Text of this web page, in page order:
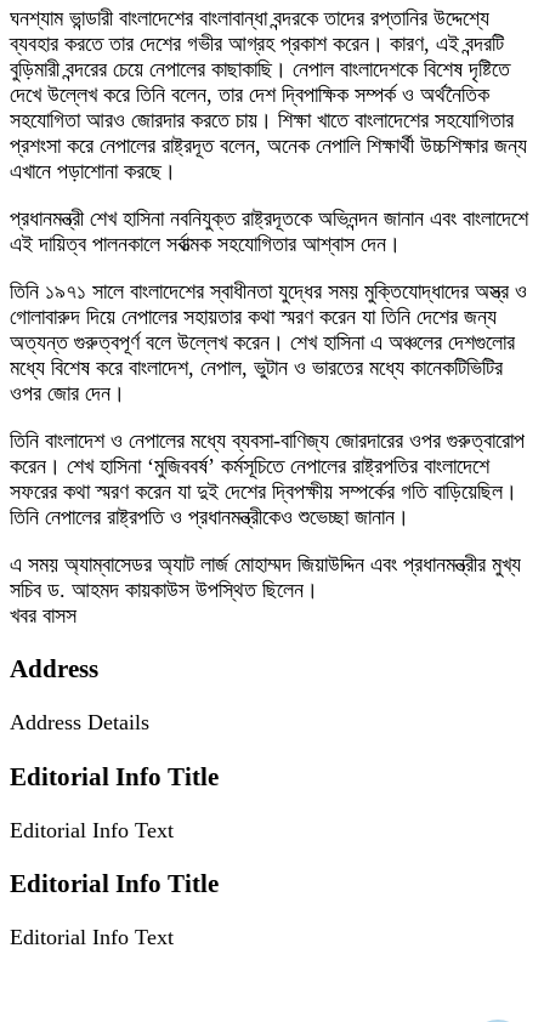
ঘনশ্যাম ভান্ডারী বাংলাদেশের বাংলাবান্ধা বন্দরকে তাদের রপ্তানির উদ্দেশ্যে
ব্যবহার করতে তার দেশের গভীর আগ্রহ প্রকাশ করেন। কারণ, এই বন্দরটি
বুড়িমারী বন্দরের চেয়ে নেপালের কাছাকাছি। নেপাল বাংলাদেশকে বিশেষ দৃষ্টিতে
দেখে উল্লেখ করে তিনি বলেন, তার দেশ দ্বিপাক্ষিক সম্পর্ক ও অর্থনৈতিক
সহযোগিতা আরও জোরদার করতে চায়। শিক্ষা খাতে বাংলাদেশের সহযোগিতার
প্রশংসা করে নেপালের রাষ্ট্রদূত বলেন, অনেক নেপালি শিক্ষার্থী উচ্চশিক্ষার জন্য
এখানে পড়াশোনা করছে।
প্রধানমন্ত্রী শেখ হাসিনা নবনিযুক্ত রাষ্ট্রদূতকে অভিনন্দন জানান এবং বাংলাদেশে
এই দায়িত্ব পালনকালে সর্বাত্মক সহযোগিতার আশ্বাস দেন।
তিনি ১৯৭১ সালে বাংলাদেশের স্বাধীনতা যুদ্ধের সময় মুক্তিযোদ্ধাদের অস্ত্র ও
গোলাবারুদ দিয়ে নেপালের সহায়তার কথা স্মরণ করেন যা তিনি দেশের জন্য
অত্যন্ত গুরুত্বপূর্ণ বলে উল্লেখ করেন। শেখ হাসিনা এ অঞ্চলের দেশগুলোর
মধ্যে বিশেষ করে বাংলাদেশ, নেপাল, ভুটান ও ভারতের মধ্যে কানেকটিভিটির
ওপর জোর দেন।
তিনি বাংলাদেশ ও নেপালের মধ্যে ব্যবসা-বাণিজ্য জোরদারের ওপর গুরুত্বারোপ
করেন। শেখ হাসিনা ‘মুজিববর্ষ’ কর্মসূচিতে নেপালের রাষ্ট্রপতির বাংলাদেশে
সফরের কথা স্মরণ করেন যা দুই দেশের দ্বিপক্ষীয় সম্পর্কের গতি বাড়িয়েছিল।
তিনি নেপালের রাষ্ট্রপতি ও প্রধানমন্ত্রীকেও শুভেচ্ছা জানান।
এ সময় অ্যাম্বাসেডর অ্যাট লার্জ মোহাম্মদ জিয়াউদ্দিন এবং প্রধানমন্ত্রীর মুখ্য
সচিব ড. আহমদ কায়কাউস উপস্থিত ছিলেন।
খবর বাসস
Address
Address Details
Editorial Info Title
Editorial Info Text
Editorial Info Title
Editorial Info Text